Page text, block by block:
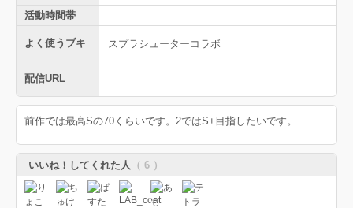
活動時間帯
よく使うブキ スプラシューターコラボ
配信URL
前作では最高Sの70くらいです。2ではS+目指したいです。
いいね！してくれた人 （ 6 ）